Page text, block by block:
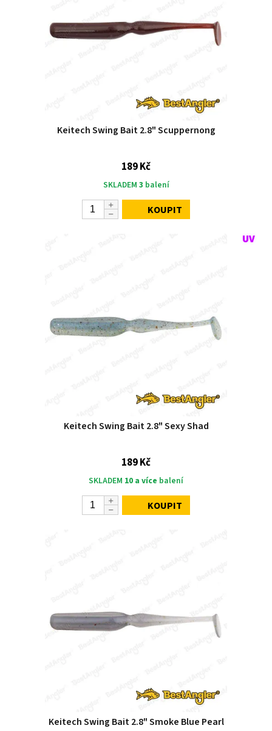
Keitech Swing Bait 2.8" Scuppernong
189 Kč
SKLADEM 3 balení
KOUPIT
Keitech Swing Bait 2.8" Sexy Shad
189 Kč
SKLADEM 10 a více balení
KOUPIT
Keitech Swing Bait 2.8" Smoke Blue Pearl